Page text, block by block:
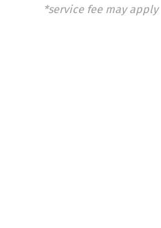
*service fee may apply